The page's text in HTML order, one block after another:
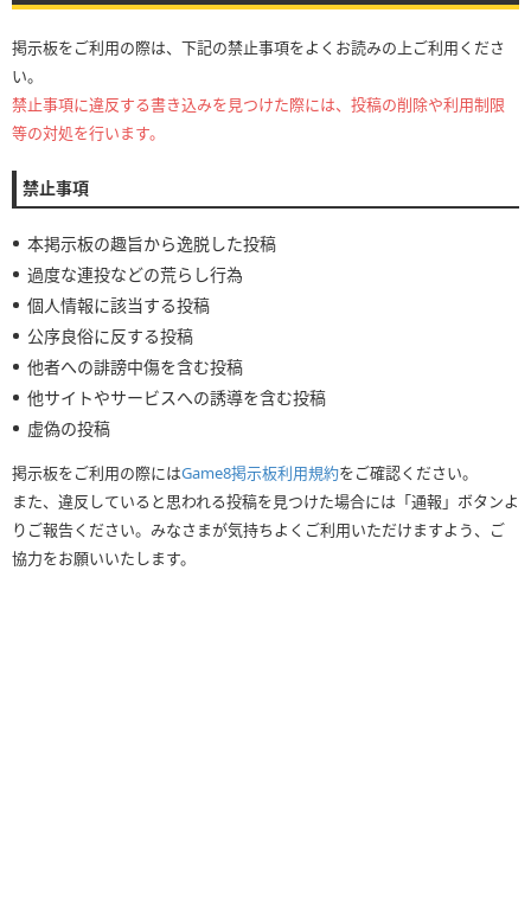
掲示板をご利用の際は、下記の禁止事項をよくお読みの上ご利用くださ
い。
禁止事項に違反する書き込みを見つけた際には、投稿の削除や利用制限
等の対処を行います。
禁止事項
本掲示板の趣旨から逸脱した投稿
過度な連投などの荒らし行為
個人情報に該当する投稿
公序良俗に反する投稿
他者への誹謗中傷を含む投稿
他サイトやサービスへの誘導を含む投稿
虚偽の投稿
掲示板をご利用の際にはGame8掲示板利用規約をご確認ください。
また、違反していると思われる投稿を見つけた場合には「通報」ボタンよ
りご報告ください。みなさまが気持ちよくご利用いただけますよう、ご
協力をお願いいたします。